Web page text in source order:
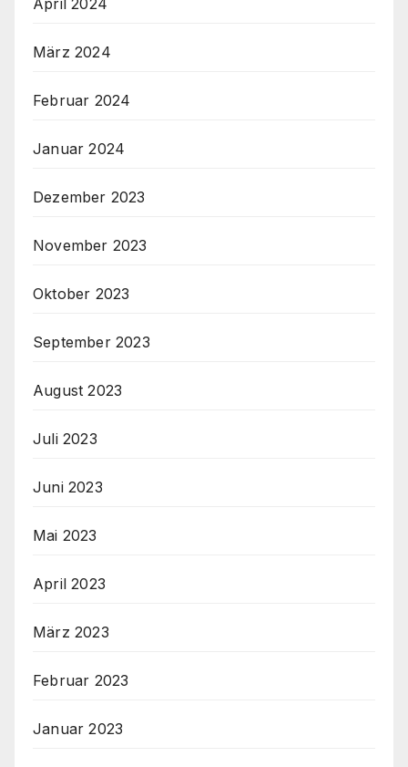
April 2024
März 2024
Februar 2024
Januar 2024
Dezember 2023
November 2023
Oktober 2023
September 2023
August 2023
Juli 2023
Juni 2023
Mai 2023
April 2023
März 2023
Februar 2023
Januar 2023